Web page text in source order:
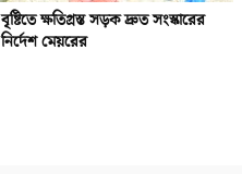
বৃষ্টিতে ক্ষতিগ্রস্ত সড়ক দ্রুত সংস্কারের
নির্দেশ মেয়রের